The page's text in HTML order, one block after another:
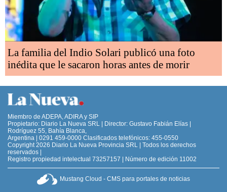
La familia del Indio Solari publicó una foto
inédita que le sacaron horas antes de morir
Miembro de ADEPA, ADIRA y SIP
Propietario: Diario La Nueva SRL | Director: Gustavo Fabián Elías |
Rodríguez 55, Bahía Blanca,
Argentina | 0291 459-0000 Clasificados telefónicos: 455-0550
Copyright 2026 Diario La Nueva Provincia SRL | Todos los derechos
reservados |
Registro propiedad intelectual 73257157 | Número de edición 11002
Mustang Cloud - CMS para portales de noticias